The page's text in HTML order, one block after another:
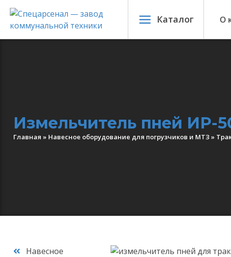
Каталог О
Измельчитель пней ИР-
Главная » Навесное оборудование для погрузчиков и МТЗ»
Навесное